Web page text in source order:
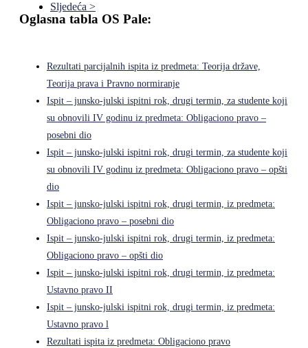
Sljedeća >
Oglasna tabla OS Pale:
Rezultati parcijalnih ispita iz predmeta: Teorija države,
Teorija prava i Pravno normiranje
Ispit – junsko-julski ispitni rok, drugi termin, za studente koji
su obnovili IV godinu iz predmeta: Obligaciono pravo –
posebni dio
Ispit – junsko-julski ispitni rok, drugi termin, za studente koji
su obnovili IV godinu iz predmeta: Obligaciono pravo – opšti
dio
Ispit – junsko-julski ispitni rok, drugi termin, iz predmeta:
Obligaciono pravo – posebni dio
Ispit – junsko-julski ispitni rok, drugi termin, iz predmeta:
Obligaciono pravo – opšti dio
Ispit – junsko-julski ispitni rok, drugi termin, iz predmeta:
Ustavno pravo II
Ispit – junsko-julski ispitni rok, drugi termin, iz predmeta:
Ustavno pravo l
Rezultati ispita iz predmeta: Obligaciono pravo